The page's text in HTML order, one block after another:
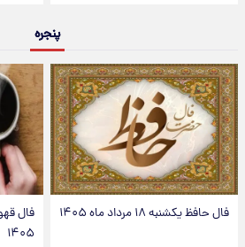
پنجره
فال حافظ یکشنبه ۱۸ مرداد ماه ۱۴۰۵
۱۴۰۵